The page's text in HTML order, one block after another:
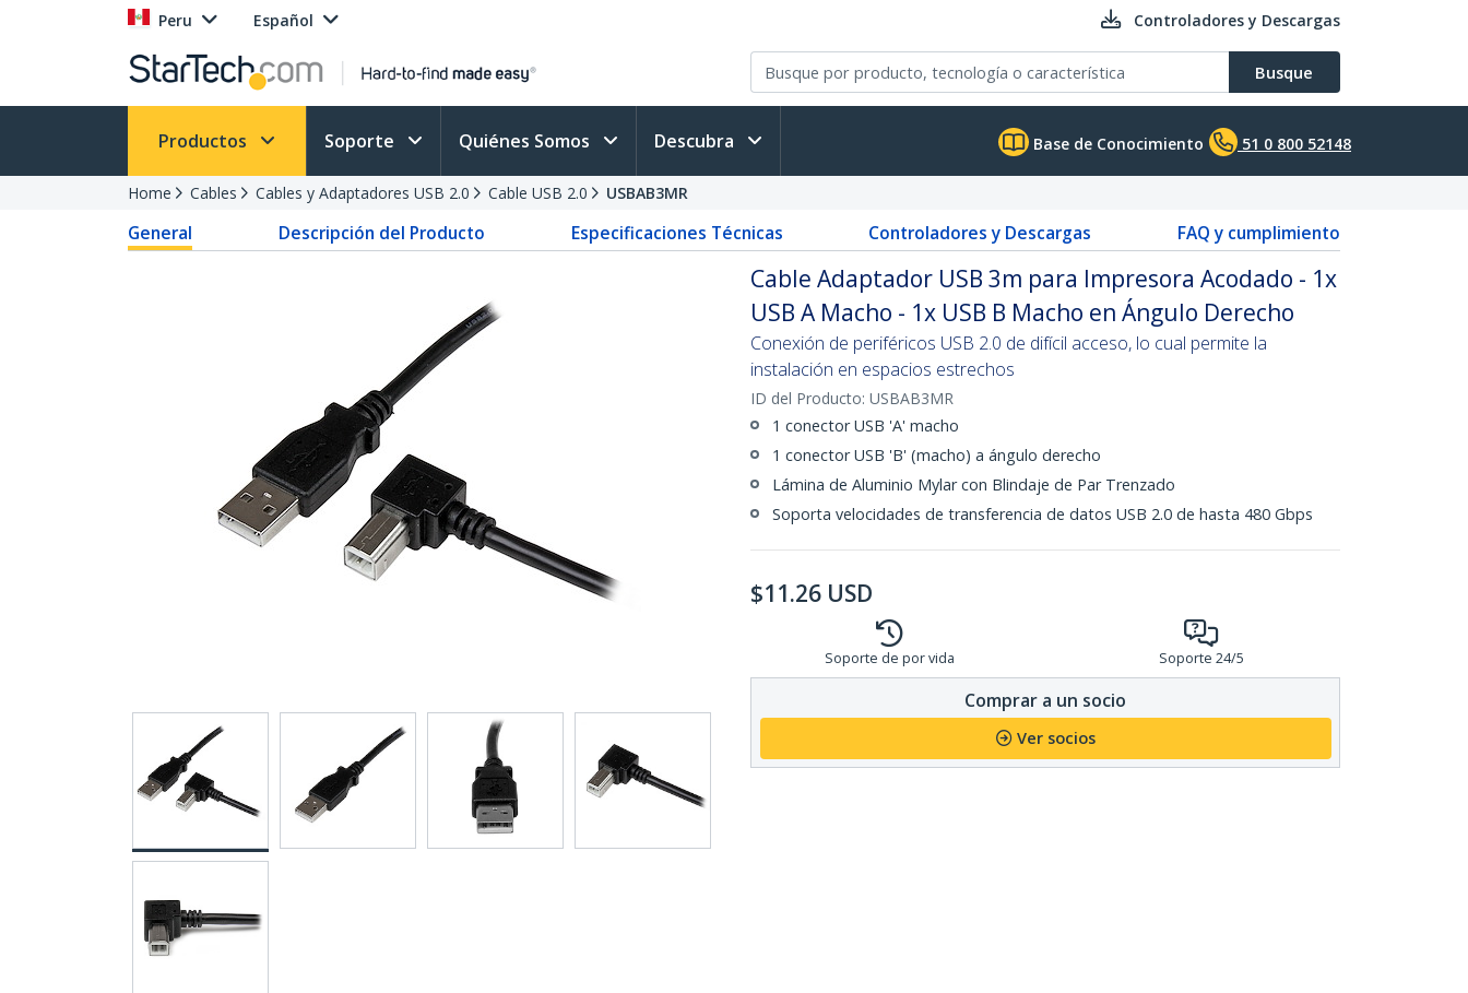
Peru Español Controladores y Descargas
Busque
Productos Soporte Quiénes Somos Descubra Base de Conocimiento 51 0 800 52148
Home Cables Cables y Adaptadores USB 2.0 Cable USB 2.0 USBAB3MR
General Descripción del Producto Especificaciones Técnicas Controladores y Descargas FAQ y cumplimiento
Cable Adaptador USB 3m para Impresora Acodado - 1x
USB A Macho - 1x USB B Macho en Ángulo Derecho
Conexión de periféricos USB 2.0 de difícil acceso, lo cual permite la
instalación en espacios estrechos
ID del Producto: USBAB3MR
1 conector USB 'A' macho
1 conector USB 'B' (macho) a ángulo derecho
Lámina de Aluminio Mylar con Blindaje de Par Trenzado
Soporta velocidades de transferencia de datos USB 2.0 de hasta 480 Gbps
$11.26 USD
Soporte de por vida Soporte 24/5
Comprar a un socio
Ver socios